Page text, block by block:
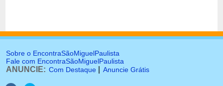
Sobre o EncontraSãoMiguelPaulista
Fale com EncontraSãoMiguelPaulista
ANUNCIE: Com Destaque Anuncie Grátis